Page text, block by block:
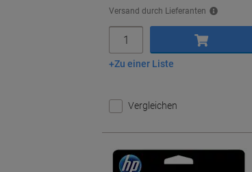
Versand durch Lieferanten
In den Warenkorb
Zu einer Liste
Vergleichen